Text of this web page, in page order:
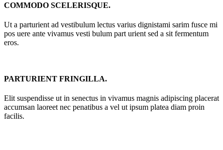
COMMODO SCELERISQUE.
Ut a parturient ad vestibulum lectus varius dignistami sarim fusce mi
pos uere ante vivamus vesti bulum part urient sed a sit fermentum
eros.
PARTURIENT FRINGILLA.
Elit suspendisse ut in senectus in vivamus magnis adipiscing placerat
accumsan laoreet nec penatibus a vel ut ipsum platea diam proin
facilis.